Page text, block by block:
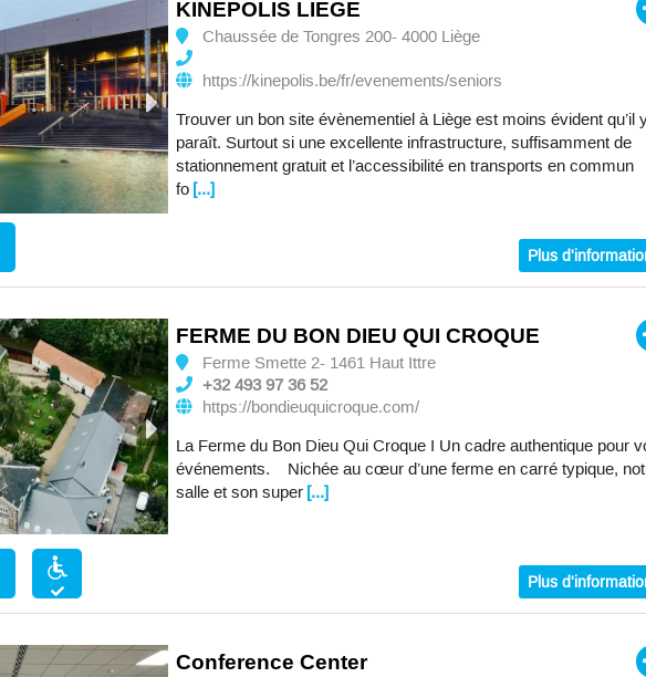
KINEPOLIS LIEGE
Chaussée de Tongres 200- 4000 Liège
https://kinepolis.be/fr/evenements/seniors
Trouver un bon site évènementiel à Liège est moins évident qu’il
paraît. Surtout si une excellente infrastructure, suffisamment de
stationnement gratuit et l’accessibilité en transports en commun
fo [...]
Plus
FERME DU BON DIEU QUI CROQUE
Ferme Smette 2- 1461 Haut Ittre
+32 493 97 36 52
https://bondieuquicroque.com/
La Ferme du Bon Dieu Qui Croque I Un cadre authentique pour
événements. Nichée au cœur d’une ferme en carré typique,
salle et son super [...]
Plus
Conference Center